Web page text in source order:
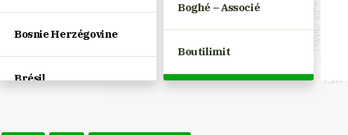
Bosnie Herzégovine
Brésil
Boghé – Associé
Boutilimit